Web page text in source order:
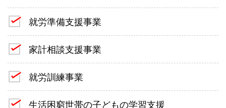
就労準備支援事業
家計相談支援事業
就労訓練事業
生活困窮世帯の子どもの学習支援